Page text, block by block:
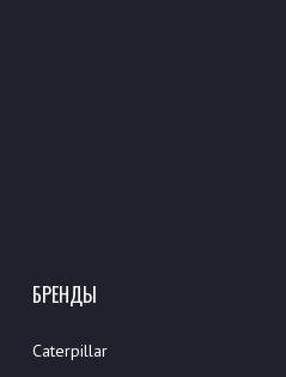
БРЕНДЫ
Caterpillar